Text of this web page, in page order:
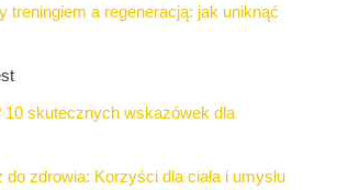
treningiem a regeneracją: jak uniknąć
10 skutecznych wskazówek dla
do zdrowia: Korzyści dla ciała i umysłu